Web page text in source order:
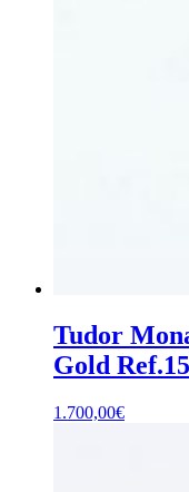
Tudor
Gold
1.700,00€